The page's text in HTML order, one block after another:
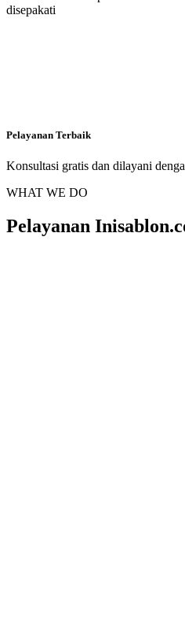
disepakati
Pelayanan Terbaik
Konsultasi gratis dan dilayani
WHAT WE DO
Pelayanan